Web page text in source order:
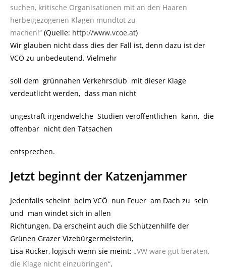
suchen, kritische Organisationen mit an den Haaren
herbeigezogenen Klagen mundtot zu
machen!“ (Quelle: http://www.vcoe.at)
Wir glauben nicht dass dies der Fall ist, denn dazu ist der
VCÖ zu unbedeutend. Vielmehr
soll dem grünnahen Verkehrsclub mit dieser Klage
verdeutlicht werden, dass man nicht
ungestraft irgendwelche Studien veröffentlichen kann, die
offenbar nicht den Tatsachen
entsprechen.
Jetzt beginnt der Katzenjammer
Jedenfalls scheint beim VCÖ nun Feuer am Dach zu sein
und man windet sich in allen
Richtungen. Da erscheint auch die Schützenhilfe der
Grünen Grazer Vizebürgermeisterin,
Lisa Rücker, logisch wenn sie meint: „VW wäre gut beraten,
die Klage nicht einzubringen“.